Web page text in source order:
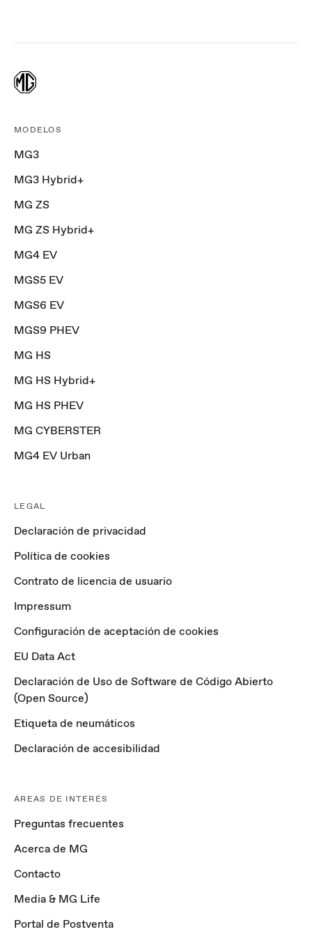
MODELOS
MG3
MG3 Hybrid+
MG ZS
MG ZS Hybrid+
MG4 EV
MGS5 EV
MGS6 EV
MGS9 PHEV
MG HS
MG HS Hybrid+
MG HS PHEV
MG CYBERSTER
MG4 EV Urban
LEGAL
Declaración de privacidad
Política de cookies
Contrato de licencia de usuario
Impressum
Configuración de aceptación de cookies
EU Data Act
Declaración de Uso de Software de Código Abierto
(Open Source)
Etiqueta de neumáticos
Declaración de accesibilidad
ÁREAS DE INTERÉS
Preguntas frecuentes
Acerca de MG
Contacto
Media & MG Life
Portal de Postventa